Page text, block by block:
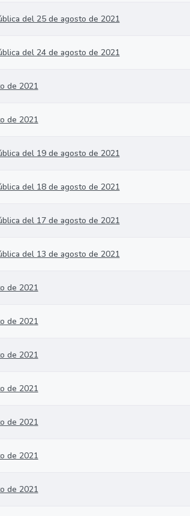
del 25 de agosto de 2021
del 24 de agosto de 2021
de 2021
de 2021
del 19 de agosto de 2021
del 18 de agosto de 2021
del 17 de agosto de 2021
del 13 de agosto de 2021
de 2021
de 2021
de 2021
de 2021
de 2021
de 2021
de 2021